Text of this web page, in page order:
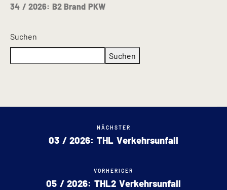
34 / 2026: B2 Brand PKW
Suchen
Suchen
NÄCHSTER
03 / 2026: THL Verkehrsunfall
VORHERIGER
05 / 2026: THL2 Verkehrsunfall